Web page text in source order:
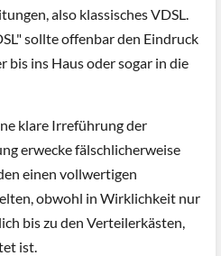
also klassisches VDSL.
sollte offenbar den Eindruck
bis ins Haus oder sogar in die
klare Irreführung der
erwecke fälschlicherweise
einen vollwertigen
obwohl in Wirklichkeit nur
bis zu den Verteilerkästen,
ist.